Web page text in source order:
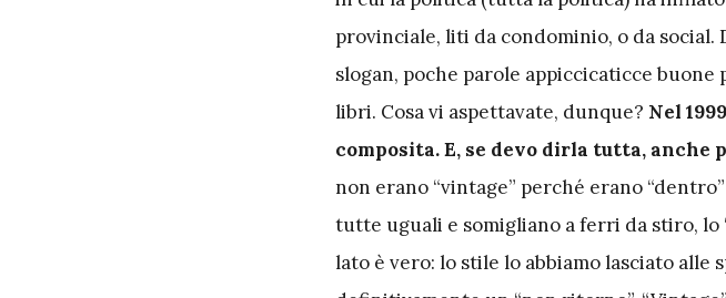
provinciale, liti da condominio, o da
slogan, poche parole appiccicaticce
libri. Cosa vi aspettavate, dunque? Nel
composita. E, se devo dirla tutta, anche
non erano “vintage” perché erano
tutte uguali e somigliano a ferri da stiro, lo
lato è vero: lo stile lo abbiamo lasciato alle